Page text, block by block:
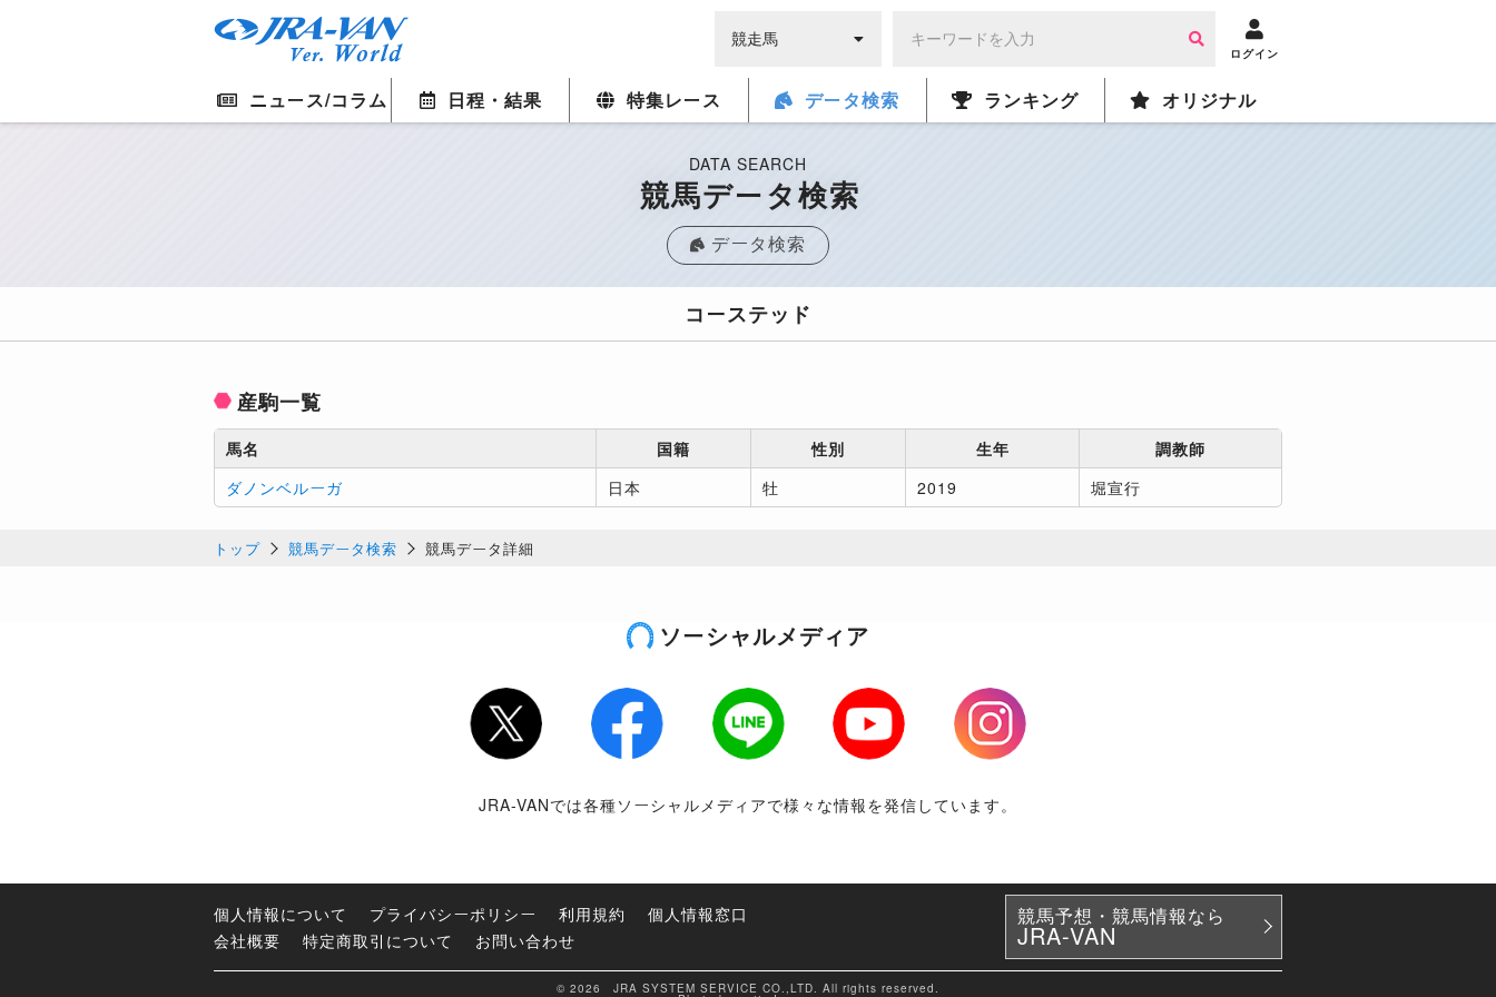
ログイン
ニュース/コラム 日程・結果 特集レース データ検索 ランキング オリジナル
DATA SEARCH
競馬データ検索
データ検索
コーステッド
産駒一覧
馬名 国籍 性別 生年
調教師
ダノンベルーガ
日本 牡 2019 堀宣行
トップ 競馬データ検索 競馬データ詳細
ソーシャルメディア
Twitter LINE Youtube
Instagram
JRA-VANでは各種ソーシャルメディアで様々な情報を発信しています。
個人情報について プライバシーポリシー 利用規約
個人情報窓口
会社概要
特定商取引について お問い合わせ
競馬予想・競馬情報なら
JRA-VAN
© 2026 JRA SYSTEM SERVICE CO.,LTD. All rights reserved.